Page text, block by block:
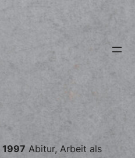
1997 Abitur, Arbeit als